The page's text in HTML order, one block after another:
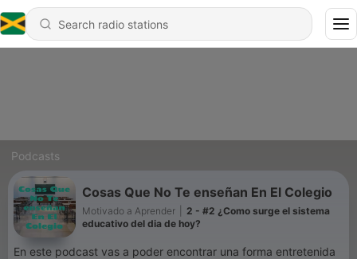
Podcasts
Cosas Que No Te enseñan En El Colegio
Motivado a Aprender
2 - #2 ¿Como surge el sistema
educativo del dia de hoy?
En este podcast vas a poder encontrar una forma entretenida